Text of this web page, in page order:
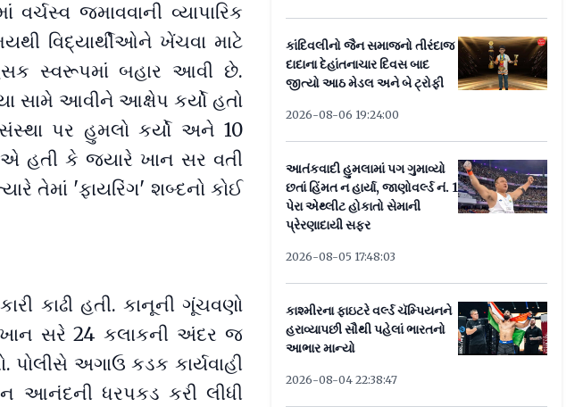
વર્ચસ્વ જમાવવાની વ્યાપારિક
વિદ્યાર્થીઓને ખેંચવા માટે
સ્વરૂપમાં બહાર આવી છે.
સામે આવીને આક્ષેપ કર્યો હતો
પર હુમલો કર્યો અને 10
એ હતી કે જ્યારે ખાન સર વતી
તેમાં 'ફાયરિંગ' શબ્દનો કોઈ
કાઢી હતી. કાનૂની ગૂંચવણો
ખાન સરે 24 કલાકની અંદર જ
પોલીસે અગાઉ કડક કાર્યવાહી
આનંદની ધરપકડ કરી લીધી
કાંદિવલીનો જૈન સમાજનો તીરંદાજ
દાદાના દેહાંતનાચાર દિવસ બાદ
જીત્યો આઠ મેડલ અને બે ટ્રોફી
2026-08-06 19:24:00
આતંકવાદી હુમલામાં પગ ગુમાવ્યો
છતાં હિંમત ન હાર્યા, જાણોવર્લ્ડ નં. 1
પેરા એથ્લીટ હોકાતો સેમાની
પ્રેરણાદાયી સફર
2026-08-05 17:48:03
કાશ્મીરના ફાઇટરે વર્લ્ડ ચૅમ્પિયનને
હરાવ્યાપછી સૌથી પહેલાં ભારતનો
આભાર માન્યો
2026-08-04 22:38:47